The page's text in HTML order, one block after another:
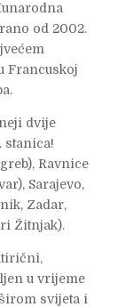
od 2002.
Francuskoj
dvije
stanica!
Ravnice
Sarajevo,
Zadar,
Žitnjak).
u vrijeme
svijeta i